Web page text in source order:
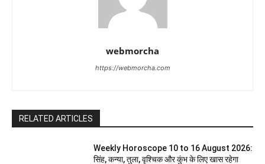
webmorcha
https://webmorcha.com
RELATED ARTICLES
Weekly Horoscope 10 to 16 August 2026:
सिंह, कन्या, तुला, वृश्चिक और कुंभ के लिए खास रहेगा